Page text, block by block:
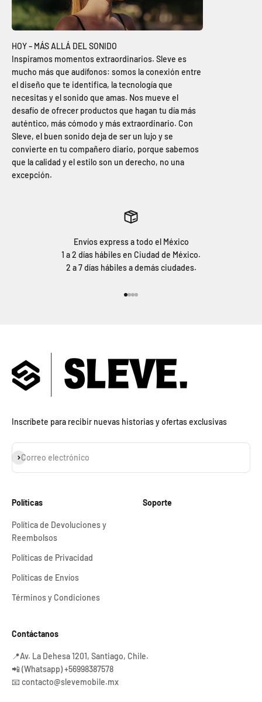
Inspiramos momentos extraordinarios. Sleve es
mucho más que audífonos: somos la conexión entre
el diseño que te identifica, la tecnología que
necesitas y el sonido que amas. Nos mueve el
desafío de ofrecer productos que hagan tu día más
auténtico, más cómodo y más extraordinario. Con
Sleve, el buen sonido deja de ser un lujo y se
convierte en tu compañero diario, porque sabemos
que la calidad y el estilo son un derecho, no una
excepción.
Envíos express a todo el México
1 a 2 días hábiles en Ciudad de México.
2 a 7 días hábiles a demás ciudades.
Inscríbete para recibir nuevas historias y ofertas exclusivas
Correo electrónico
Suscribirse
Políticas
Política de Devoluciones y
Reembolsos
Políticas de Privacidad
Políticas de Envíos
Términos y Condiciones
Soporte
Contáctanos
📍Av. La Dehesa 1201, Santiago, Chile.
📲 (Whatsapp) +56998387578
📧 contacto@slevemobile.mx